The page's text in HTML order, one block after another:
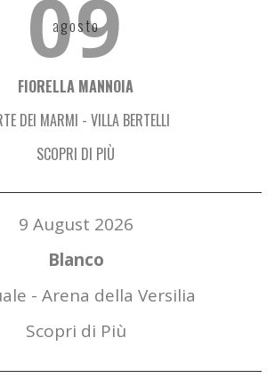
09
agosto
FIORELLA MANNOIA
DEI MARMI - VILLA BERTELLI
SCOPRI DI PIÙ
9 August 2026
Blanco
- Arena della Versilia
Scopri di Più